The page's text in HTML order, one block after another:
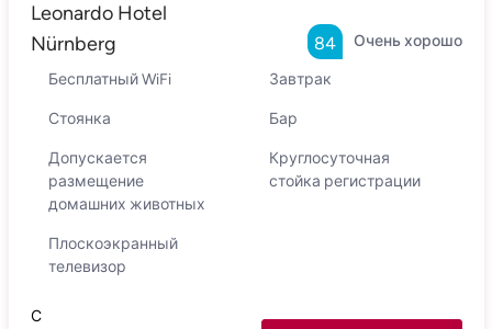
Leonardo Hotel
Nürnberg
Очень хорошо
84
Бесплатный WiFi Завтрак
Стоянка Бар
Допускается
размещение
домашних животных
Круглосуточная
стойка регистрации
Плоскоэкранный
телевизор
С